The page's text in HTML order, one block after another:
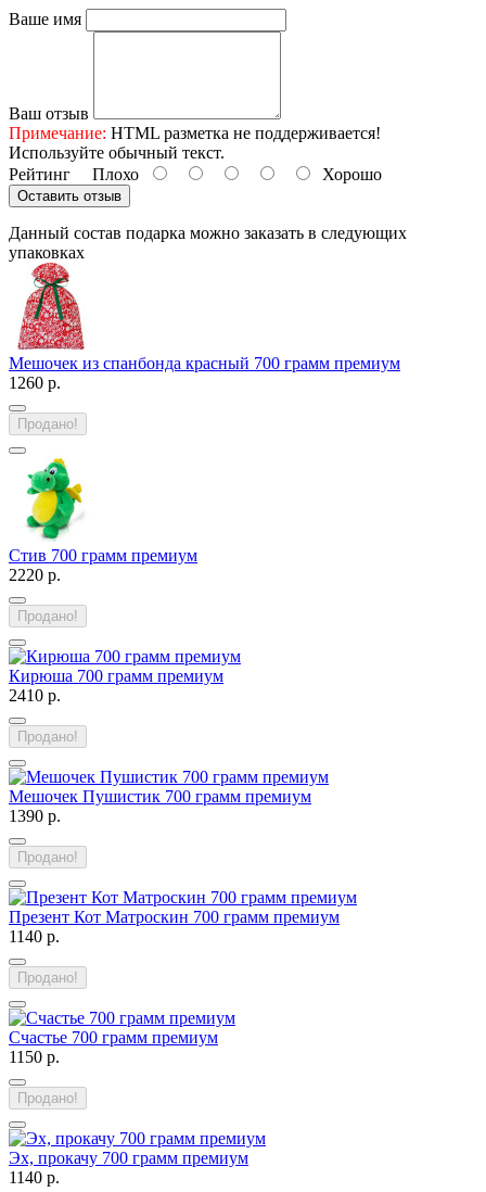
Ваше имя
Ваш отзыв
Примечание: HTML разметка не поддерживается!
Используйте обычный текст.
Рейтинг Плохо Хорошо
Оставить отзыв
Данный состав подарка можно заказать в следующих
упаковках
Мешочек из спанбонда красный 700 грамм премиум
1260 р.
Продано!
Стив 700 грамм премиум
2220 р.
Продано!
Кирюша 700 грамм премиум
2410 р.
Продано!
Мешочек Пушистик 700 грамм премиум
1390 р.
Продано!
Презент Кот Матроскин 700 грамм премиум
1140 р.
Продано!
Счастье 700 грамм премиум
1150 р.
Продано!
Эх, прокачу 700 грамм премиум
1140 р.